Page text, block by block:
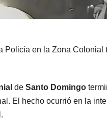
Policía en la Zona
de Santo Domingo
El hecho ocurrió en la